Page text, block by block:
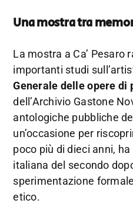
Una mostra tra
La mostra a Ca’ Pesaro
importanti studi
Generale delle opere di
dell’Archivio Gastone
antologiche pubbliche
un’occasione per
poco più di dieci anni,
italiana del secondo
sperimentazione
etico.